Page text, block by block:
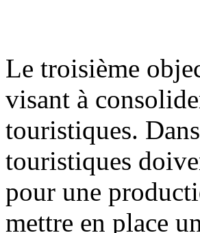
Le troisième
visant à
touristiques.
touristiques
pour une
mettre en place